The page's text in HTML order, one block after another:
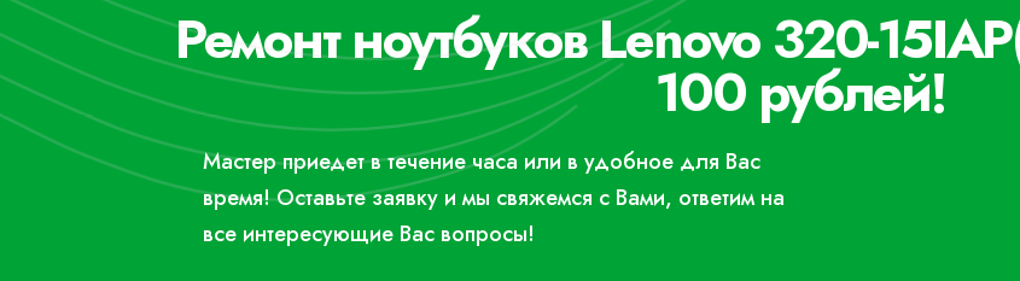
Ремонт ноутбуков Lenovo 320-
100 рублей!
Мастер приедет в течение часа или в удобное для Вас
время! Оставьте заявку и мы свяжемся с Вами, ответим на
все интересующие Вас вопросы!